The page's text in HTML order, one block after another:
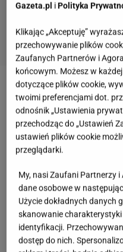
Zobacz wideoKacper
TTBZ. "Nie mogłem
Bartosz Żukowski i
Okazuje się, że Bartosz
Pieńkowska nie tylko
zamieszkującymi
osiedli (a na pewno
Gazeta.pl iPolityka
Klikając „Akceptuję”
przechowywanie plików
Zaufanych Partnerów i
końcowym. Możesz w
dotyczące plików cookie,
twoimi preferencjami dot.
odnośnik „Ustawienia
przechodząc do „Ustawień
ustawień plików cookie
przeglądarki.
My, nasi Zaufani Partnerzy
dane osobowe w
Użycie dokładnych danych
skanowanie
identyfikacji.
dostęp do nich.